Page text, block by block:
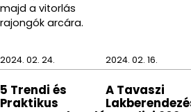
majd a vitorlás
rajongók arcára.
2024. 02. 24.
5 Trendi és
Praktikus
2024. 02. 16.
A Tavaszi